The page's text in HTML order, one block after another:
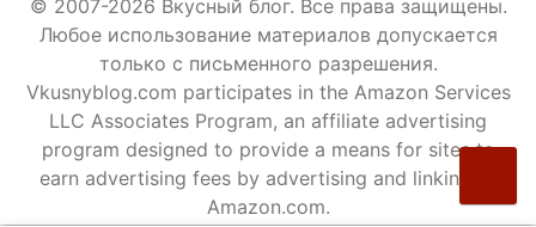
© 2007-2026 Вкусный блог. Все права защищены.
Любое использование материалов допускается
только с письменного разрешения.
Vkusnyblog.com participates in the Amazon Services
LLC Associates Program, an affiliate advertising
program designed to provide a means for sites to
earn advertising fees by advertising and linking to